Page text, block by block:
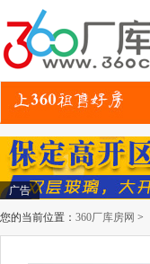
广告
您的当前位置： 360厂库房网 >